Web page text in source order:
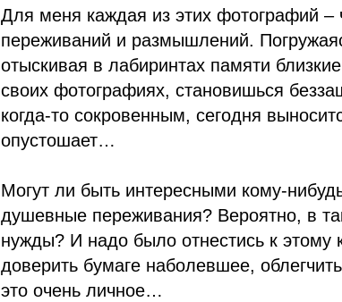
Для меня каждая из этих фотографий –
переживаний и размышлений.
отыскивая в лабиринтах памяти
своих фотографиях, становишься
когда-то сокровенным, сегодня
опустошает…
Могут ли быть интересными кому-
душевные переживания? Вероятно, в
нужды? И надо было отнестись к
доверить бумаге наболевшее,
это очень личное…